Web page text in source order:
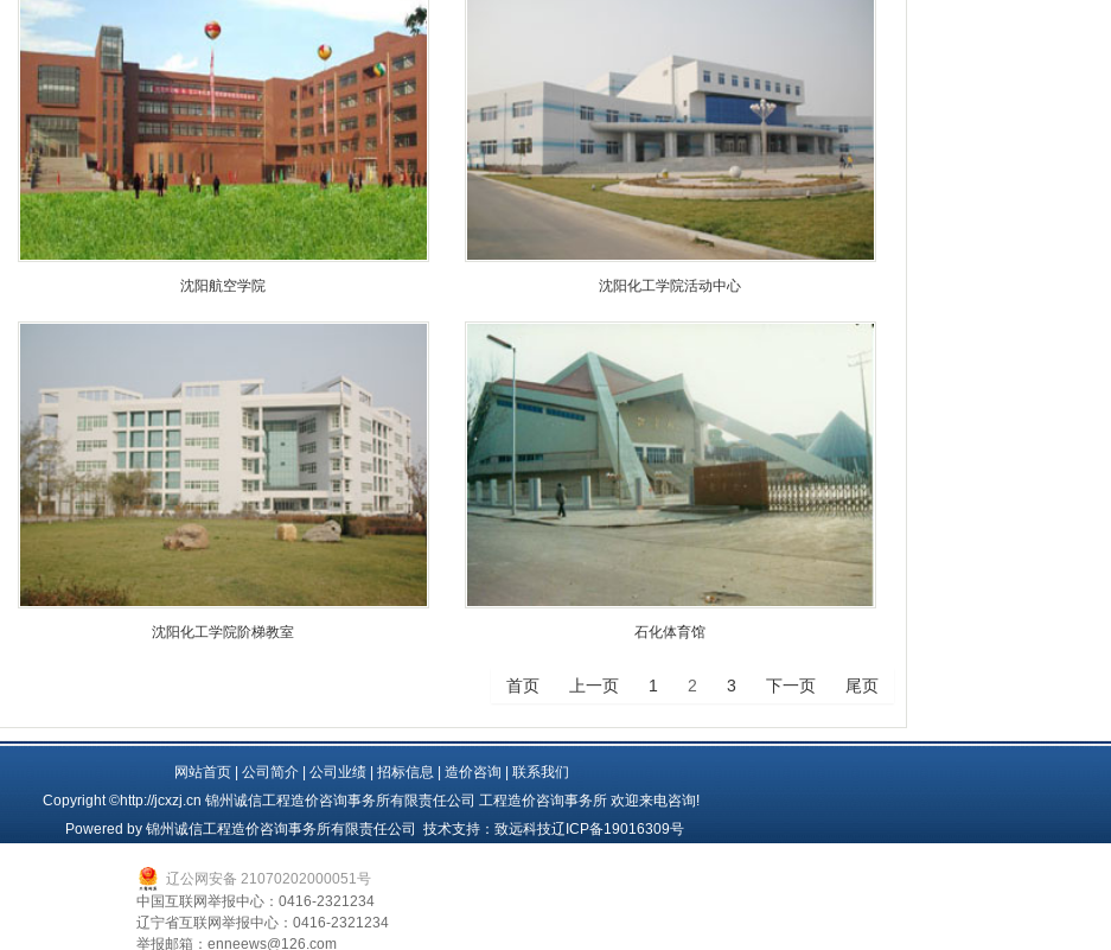
沈阳航空学院 沈阳化工学院活动中心
沈阳化工学院阶梯教室 石化体育馆
首页 上一页 1 2 3 下一页 尾页
网站首页| 公司简介| 公司业绩| 招标信息 造价咨询
联系我们
Copyright ©http://jcxzj.cn 锦州诚信工程造价咨询事务所有限责任公司 工程造价咨询事务所 欢迎来电咨询!
Powered by 锦州诚信工程造价咨询事务所有限责任公司 技术支持： 致远科技辽ICP备19016309号
辽公网安备 21070202000051号
中国互联网举报中心：0416-2321234
辽宁省互联网举报中心：0416-2321234
举报邮箱：enneews@126.com